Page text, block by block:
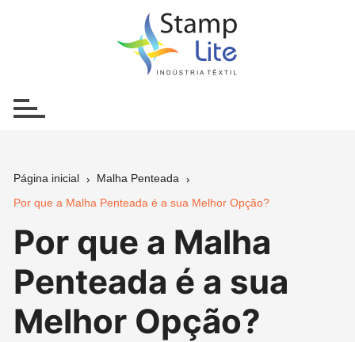
Página inicial
Malha Penteada
Por que a Malha Penteada é a sua Melhor Opção?
Por que a Malha
Penteada é a sua
Melhor Opção?